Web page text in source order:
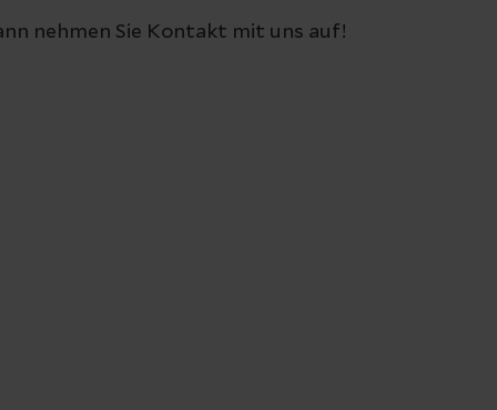
nehmen Sie Kontakt mit uns auf!